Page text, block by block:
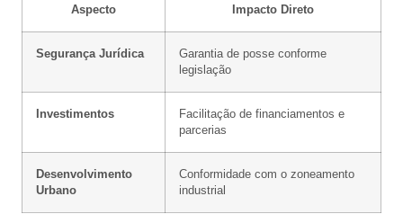
Aspecto Impacto Direto
Segurança Jurídica
Garantia de posse conforme
legislação
Investimentos
Facilitação de financiamentos e
parcerias
Desenvolvimento
Urbano
Conformidade com o zoneamento
industrial